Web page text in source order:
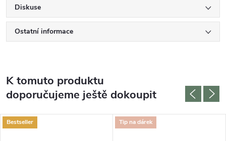
Diskuse
Ostatní informace
K tomuto produktu
doporučujeme ještě dokoupit
Bestseller Tip na dárek